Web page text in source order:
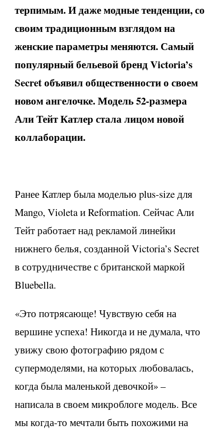
терпимым. И даже модные тенденции, со
своим традиционным взглядом на
женские параметры меняются. Самый
популярный бельевой бренд Victoria’s
Secret объявил общественности о своем
новом ангелочке. Модель 52-размера
Али Тейт Катлер стала лицом новой
коллаборации.
Ранее Катлер была моделью plus-size для
Mango, Violeta и Reformation. Сейчас Али
Тейт работает над рекламой линейки
нижнего белья, созданной Victoria’s Secret
в сотрудничестве с британской маркой
Bluebella.
«Это потрясающе! Чувствую себя на
вершине успеха! Никогда и не думала, что
увижу свою фотографию рядом с
супермоделями, на которых любовалась,
когда была маленькой девочкой» –
написала в своем микроблоге модель. Все
мы когда-то мечтали быть похожими на